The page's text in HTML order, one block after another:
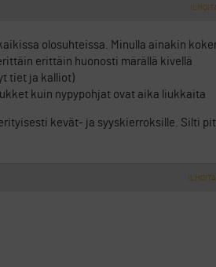
olosuhteissa. Minulla ainakin
erittäin huonosti märällä kivellä
tiet ja kalliot)
kuin nypypohjat ovat aika liukkaita
kevät- ja syyskierroksille. Silti